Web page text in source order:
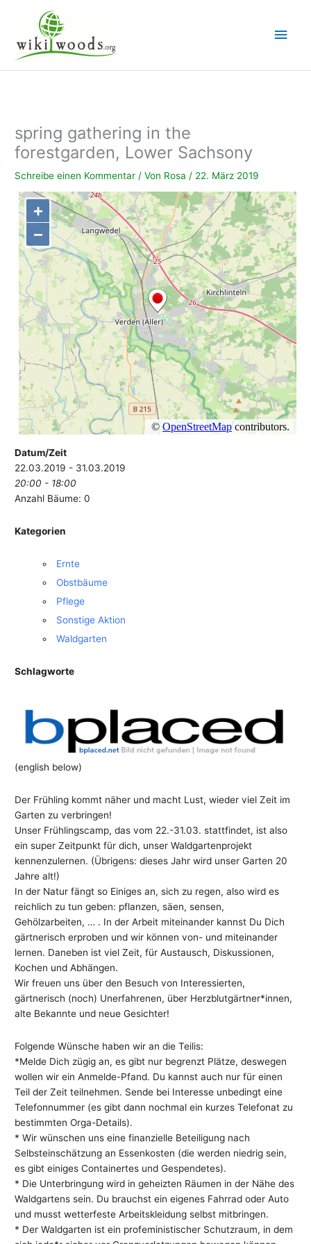
springen
spring gathering in the
forestgarden, Lower Sachsony
Schreibe einen Kommentar / Von Rosa / 22. März 2019
Datum/Zeit
22.03.2019 - 31.03.2019
20:00 - 18:00
Anzahl Bäume: 0
Kategorien
Ernte
Obstbäume
Pflege
Sonstige Aktion
Waldgarten
Schlagworte
(english below)
Der Frühling kommt näher und macht Lust, wieder viel Zeit im
Garten zu verbringen!
Unser Frühlingscamp, das vom 22.-31.03. stattfindet, ist also
ein super Zeitpunkt für dich, unser Waldgartenprojekt
kennenzulernen. (Übrigens: dieses Jahr wird unser Garten 20
Jahre alt!)
In der Natur fängt so Einiges an, sich zu regen, also wird es
reichlich zu tun geben: pflanzen, säen, sensen,
Gehölzarbeiten, … . In der Arbeit miteinander kannst Du Dich
gärtnerisch erproben und wir können von- und miteinander
lernen. Daneben ist viel Zeit, für Austausch, Diskussionen,
Kochen und Abhängen.
Wir freuen uns über den Besuch von Interessierten,
gärtnerisch (noch) Unerfahrenen, über Herzblutgärtner*innen,
alte Bekannte und neue Gesichter!
Folgende Wünsche haben wir an die Teilis:
*Melde Dich zügig an, es gibt nur begrenzt Plätze, deswegen
wollen wir ein Anmelde-Pfand. Du kannst auch nur für einen
Teil der Zeit teilnehmen. Sende bei Interesse unbedingt eine
Telefonnummer (es gibt dann nochmal ein kurzes Telefonat zu
bestimmten Orga-Details).
* Wir wünschen uns eine finanzielle Beteiligung nach
Selbsteinschätzung an Essenkosten (die werden niedrig sein,
es gibt einiges Containertes und Gespendetes).
* Die Unterbringung wird in geheizten Räumen in der Nähe des
Waldgartens sein. Du brauchst ein eigenes Fahrrad oder Auto
und musst wetterfeste Arbeitskleidung selbst mitbringen.
* Der Waldgarten ist ein profeministischer Schutzraum, in dem